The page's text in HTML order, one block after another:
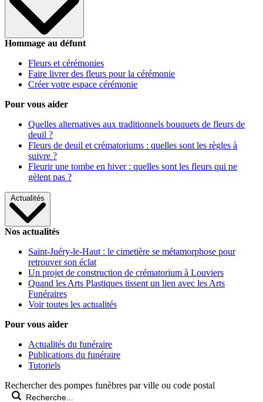
Hommage au défunt
Fleurs et cérémonies
Faire livrer des fleurs pour la cérémonie
Créer votre espace cérémonie
Pour vous aider
Quelles alternatives aux traditionnels bouquets de fleurs de
deuil ?
Fleurs de deuil et crématoriums : quelles sont les règles à
suivre ?
Fleurir une tombe en hiver : quelles sont les fleurs qui ne
gèlent pas ?
Actualités
Nos actualités
Saint-Juéry-le-Haut : le cimetière se métamorphose pour
retrouver son éclat
Un projet de construction de crématorium à Louviers
Quand les Arts Plastiques tissent un lien avec les Arts
Funéraires
Voir toutes les actualités
Pour vous aider
Actualités du funéraire
Publications du funéraire
Tutoriels
Rechercher des pompes funèbres par ville ou code postal